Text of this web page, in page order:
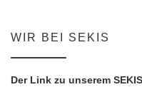
WIR BEI SEKIS
Der Link zu unserem